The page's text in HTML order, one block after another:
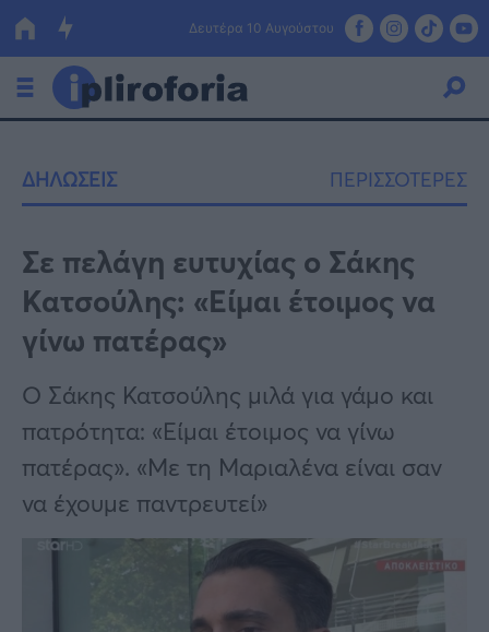
Δευτέρα 10 Αυγούστου
Οικονομία
Πολιτική
Τράπεζες
Επιδοτήσεις
ΕΣΠΑ
Κόσμος
Lifestyle
Αθλητικά
Υγεία
Γυναίκα
ΔΗΛΩΣΕΙΣ ΠΕΡΙΣΣΟΤΕΡΕΣ
Σε πελάγη ευτυχίας ο Σάκης
Κατσούλης: «Είμαι έτοιμος να
γίνω πατέρας»
Ο Σάκης Κατσούλης μιλά για γάμο και
πατρότητα: «Είμαι έτοιμος να γίνω
πατέρας». «Με τη Μαριαλένα είναι σαν
να έχουμε παντρευτεί»